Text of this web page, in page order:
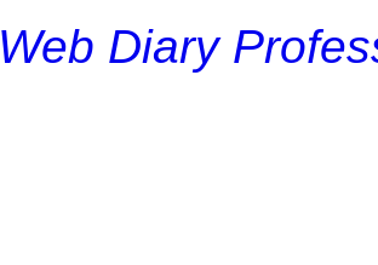
Web Diary